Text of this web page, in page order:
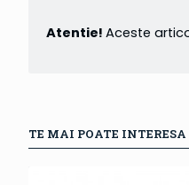
Atentie! Aceste
TE MAI POATE INTERESA